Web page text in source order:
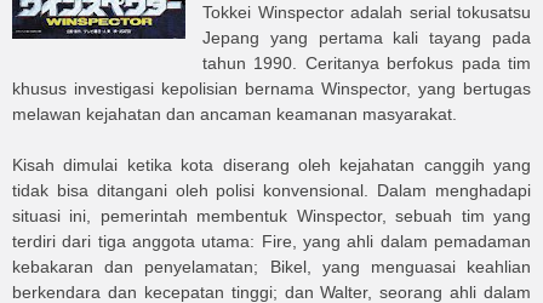
Tokkei Winspector adalah serial tokusatsu
Jepang yang pertama kali tayang pada
tahun 1990. Ceritanya berfokus pada tim
khusus investigasi kepolisian bernama Winspector, yang bertugas
melawan kejahatan dan ancaman keamanan masyarakat.
Kisah dimulai ketika kota diserang oleh kejahatan canggih yang
tidak bisa ditangani oleh polisi konvensional. Dalam menghadapi
situasi ini, pemerintah membentuk Winspector, sebuah tim yang
terdiri dari tiga anggota utama: Fire, yang ahli dalam pemadaman
kebakaran dan penyelamatan; Bikel, yang menguasai keahlian
berkendara dan kecepatan tinggi; dan Walter, seorang ahli dalam